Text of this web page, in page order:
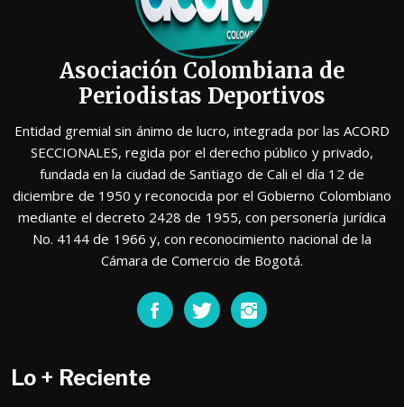
Asociación Colombiana de
Periodistas Deportivos
Entidad gremial sin ánimo de lucro, integrada por las ACORD
SECCIONALES, regida por el derecho público y privado,
fundada en la ciudad de Santiago de Cali el día 12 de
diciembre de 1950 y reconocida por el Gobierno Colombiano
mediante el decreto 2428 de 1955, con personería jurídica
No. 4144 de 1966 y, con reconocimiento nacional de la
Cámara de Comercio de Bogotá.
Lo + Reciente